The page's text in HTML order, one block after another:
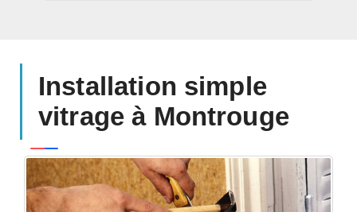
Installation simple
vitrage à Montrouge